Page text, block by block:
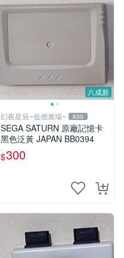
八成新
幻夜星辰~低價廣場~ 630
SEGA SATURN 原廠記憶卡
黑色泛黃 JAPAN BB0394
$300